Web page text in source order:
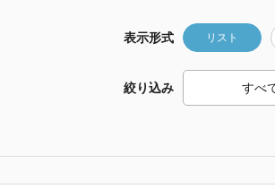
表示形式 リスト
絞り込み